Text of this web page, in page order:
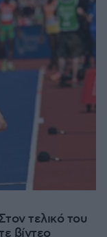
τελικό του
βίντεο